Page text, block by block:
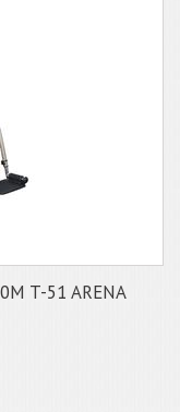
T-51 ARENA